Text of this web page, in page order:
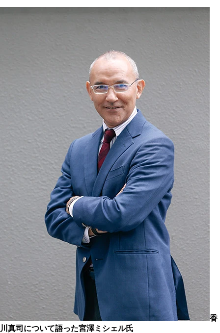
香
川真司について語った宮澤ミシェル氏